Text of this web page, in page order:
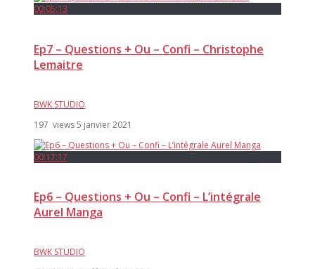
00:05:13
Ep7 – Questions + Ou – Confi – Christophe
Lemaitre
BWK STUDIO
197 views5 janvier 2021
00:17:17
Ep6 – Questions + Ou – Confi – L’intégrale
Aurel Manga
BWK STUDIO